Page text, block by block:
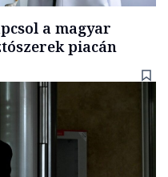
a magyar
piacán